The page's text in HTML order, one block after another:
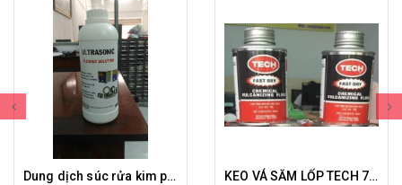
Dung dịch súc rửa kim phun
KEO VÁ SĂM LỐP TECH 760